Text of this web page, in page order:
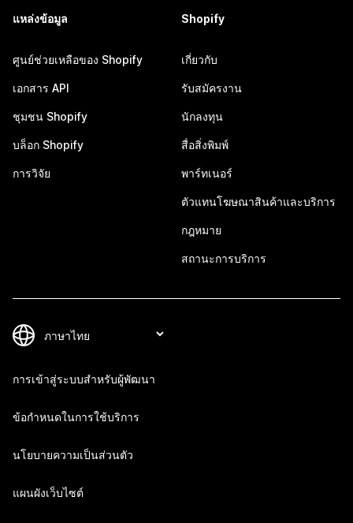
แหล่งข้อมูล
ศูนย์ช่วยเหลือของ Shopify
เอกสาร API
ชุมชน Shopify
บล็อก Shopify
การวิจัย
Shopify
เกี่ยวกับ
รับสมัครงาน
นักลงทุน
สื่อสิ่งพิมพ์
พาร์ทเนอร์
ตัวแทนโฆษณาสินค้าและบริการ
กฎหมาย
สถานะการบริการ
การเข้าสู่ระบบสำหรับผู้พัฒนา
ข้อกำหนดในการใช้บริการ
นโยบายความเป็นส่วนตัว
แผนผังเว็บไซต์